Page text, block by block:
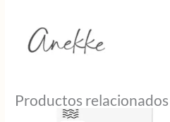
Productos relacionados